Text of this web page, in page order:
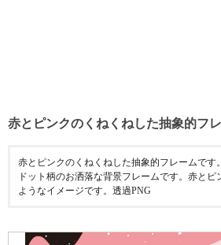
赤とピンクのくねくねした抽象的フ
赤とピンクのくねくねした抽象的フレームです
ドット柄のお洒落な背景フレームです。赤と
ようなイメージです。透過PNG